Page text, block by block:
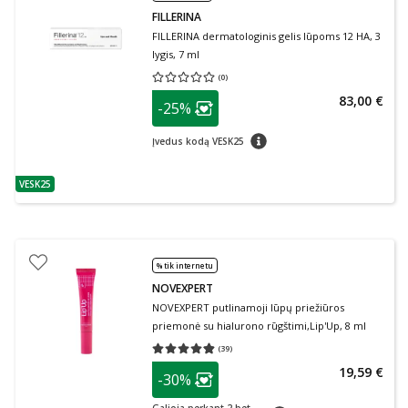
patarimas
VESK25
FILLERINA
FILLERINA dermatologinis gelis lūpoms 12 HA, 3
lygis, 7 ml
(0)
Vidutinis įvertinimas 0.00
patarimas
Lojalumo klubo narių nuolaida
-25%
Įvedus kodą VESK25 patarimas
83,00 €
% tik internetu
NOVEXPERT
NOVEXPERT putlinamoji lūpų priežiūros
priemonė su hialurono rūgštimi,Lip'Up, 8 ml
(39)
Vidutinis įvertinimas 4.82
patarimas
Lojalumo klubo narių nuolaida
-30% 19,59 €